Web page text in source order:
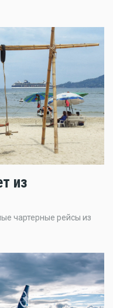
из
чартерные рейсы из